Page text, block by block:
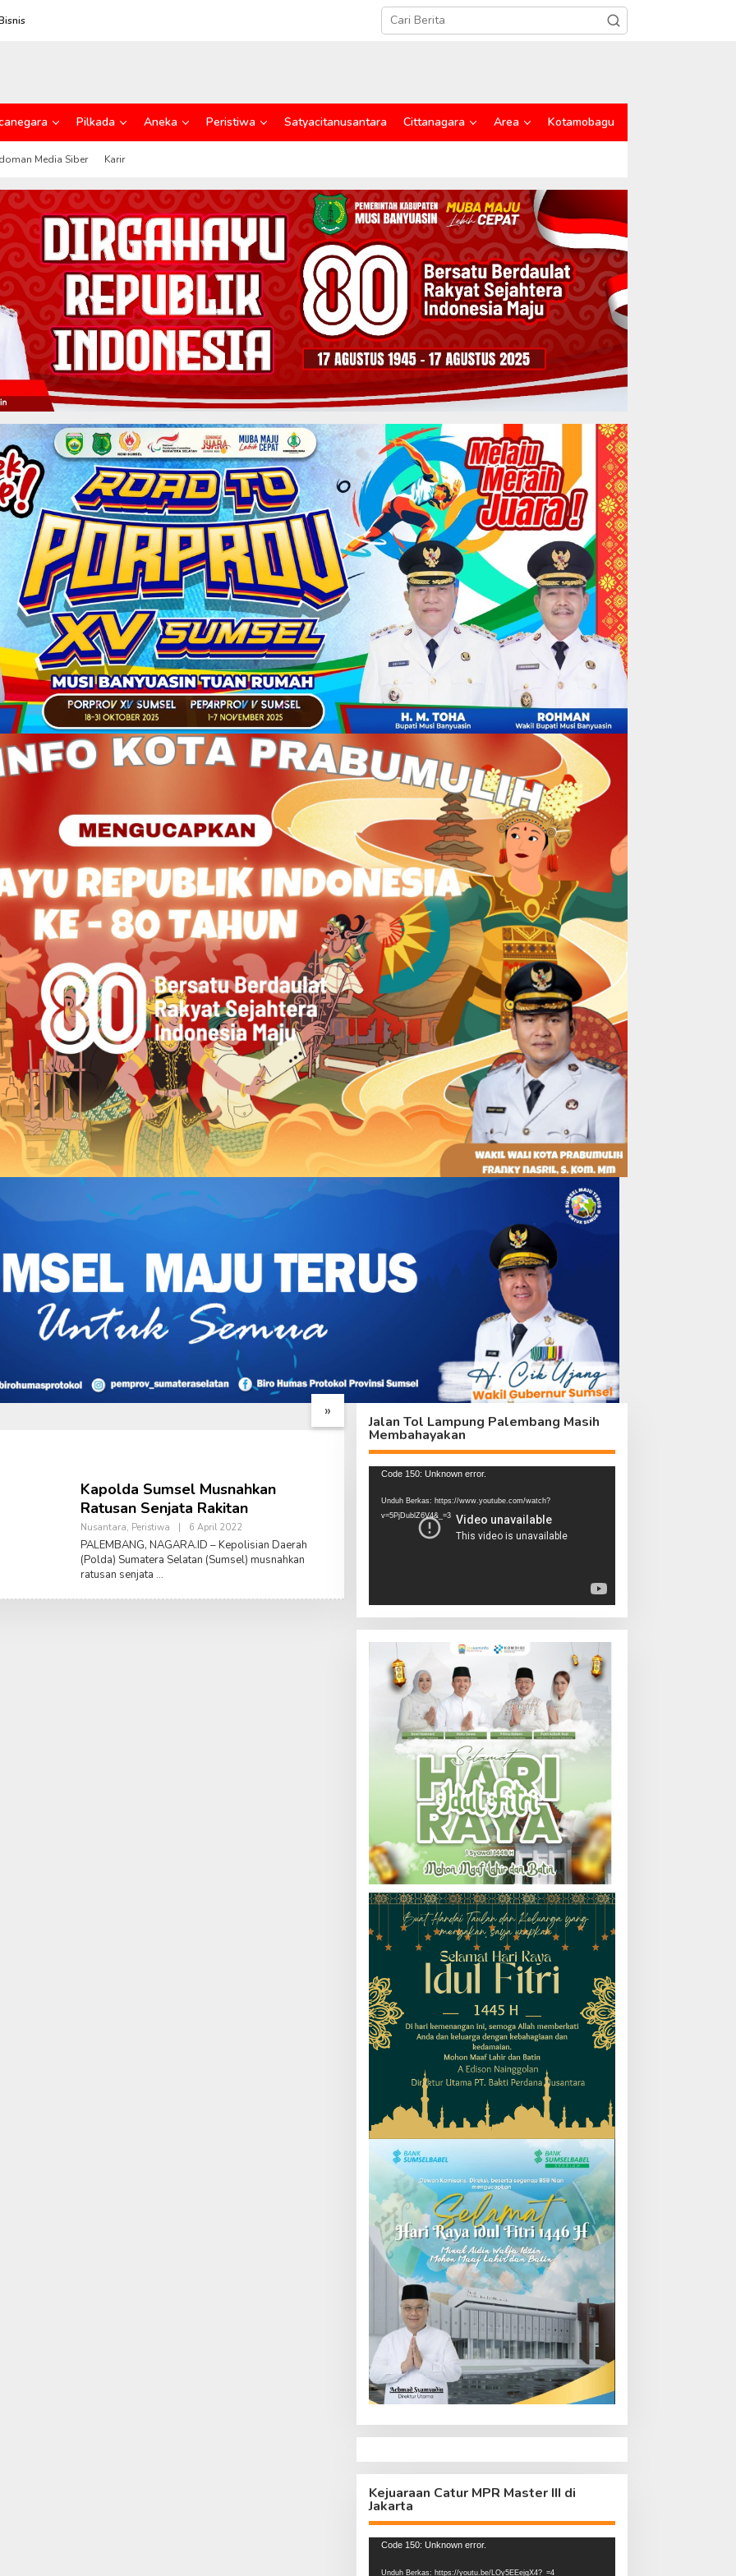
Pilkada Aneka Peristiwa Satyacitanusantara Cittanagara Area Kotamobagu
Media Siber Karir
»
TMMD Ke-129
Harapan Warga
TMMD Ke-129 Kebut
Penyelesaian RTLH, Rumah
Ibu Sriyanti Kini Semakin
Gotong Royong Satgas
TMMD dan Warga Percepat
Penyelesaian RTLH Ibu
Sriyanti
Tim Wasev Apresiasi
Semangat Gotong Royong
di Lokasi TMMD Kodim
0418/Palembang
Kapolda Sumsel Musnahkan
Ratusan Senjata Rakitan
Nusantara, Peristiwa | 6 April 2022
L
E
H
R
PALEMBANG, NAGARA.ID – Kepolisian Daerah
(Polda) Sumatera Selatan (Sumsel) musnahkan
ratusan senjata
Jalan Tol Lampung Palembang Masih
Membahayakan
Pemutar
Code 150: Unknown error.
Unduh Berkas: https://www.youtube.com/watch?
v=5PjDublZ6V4&_=3
Kejuaraan Catur MPR Master III di
Jakarta
Pemutar
Code 150: Unknown error.
Unduh Berkas: https://youtu.be/LOy5EEejgX4?_=4